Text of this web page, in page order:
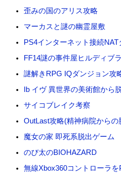
歪みの国のアリス攻略
マーカスと謎の幽霊屋敷
PS4インターネット接続
FF14謎の事件屋ヒルディブ
謎解きRPG IQダンジョン攻
Ib イヴ 異世界の美術館から
サイコブレイク考察
OutLast攻略(精神病院からの
魔女の家 即死系脱出ゲーム
のび太のBIOHAZARD
無線Xbox360コントローラ